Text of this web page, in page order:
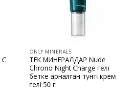
ONLY MINERALS
ТЕК МИНЕРАЛДАР Nude
Chrono Night Charge гелі
бетке арналған түнгі крем
гелі 50 г